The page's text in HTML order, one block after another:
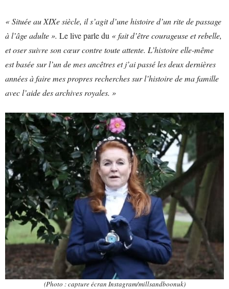
« Située au XIXe siècle, il s’agit d’une histoire d’un rite de passage
à l’âge adulte ». Le live parle du « fait d’être courageuse et rebelle,
et oser suivre son cœur contre toute attente. L’histoire elle-même
est basée sur l’un de mes ancêtres et j’ai passé les deux dernières
années à faire mes propres recherches sur l’histoire de ma famille
avec l’aide des archives royales. »
(Photo : capture écran Instagram/millsandboonuk)